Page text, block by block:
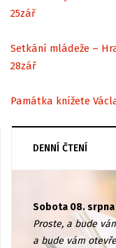
25zář
Setkání mládeže –
28zář
Památka knížete
DENNÍ ČTENÍ
Sobota 08. srpna
Proste, a bude
a bude vám